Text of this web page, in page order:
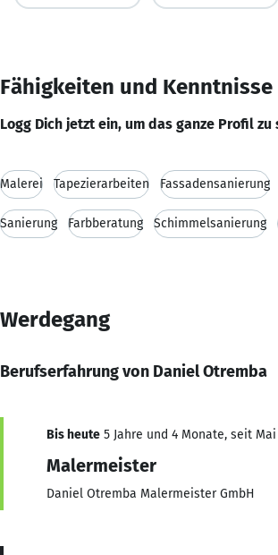
Fähigkeiten und Kenntnisse
Logg Dich jetzt ein, um das ganze Profil zu
Malerei Tapezierarbeiten Fassadensanierung
Sanierung Farbberatung Schimmelsanierung
Werdegang
Berufserfahrung von Daniel Otremba
Bis heute 5 Jahre und 4 Monate, seit Mai
Malermeister
Daniel Otremba Malermeister GmbH